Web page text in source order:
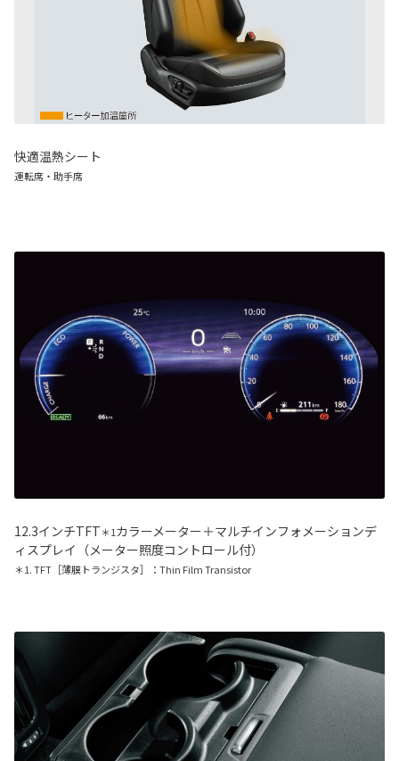
快適温熱シート
運転席・助手席
12.3インチTFT＊1カラーメーター＋マルチインフォメーションデ
ィスプレイ（メーター照度コントロール付）
＊1. TFT［薄膜トランジスタ］：Thin Film Transistor